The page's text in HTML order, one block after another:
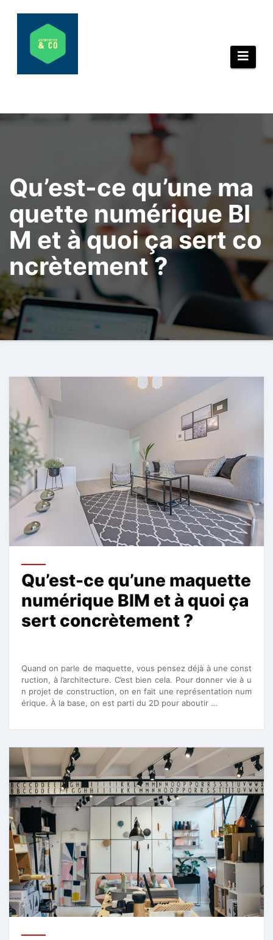
Qu’est-ce qu’une ma
quette numérique BI
M et à quoi ça sert co
ncrètement ?
Qu’est-ce qu’une maquette
numérique BIM et à quoi ça
sert concrètement ?
Quand on parle de maquette, vous pensez déjà à une const
ruction, à l’architecture. C’est bien cela. Pour donner vie à u
n projet de construction, on en fait une représentation num
érique. À la base, on est parti du 2D pour aboutir …